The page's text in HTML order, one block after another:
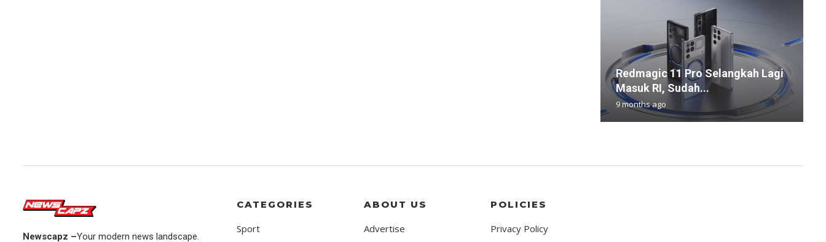
Redmagic 11 Pro Selangkah Lagi
Masuk RI, Sudah...
9 months ago
Newscapz –Your modern news landscape.
CATEGORIES
Sport
ABOUT US
Advertise
POLICIES
Privacy Policy